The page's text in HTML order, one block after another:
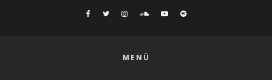
MENÜ